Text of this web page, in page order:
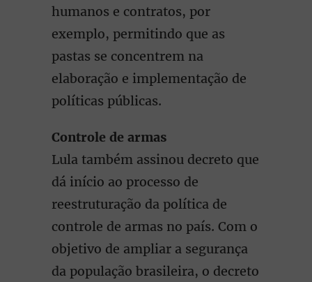
humanos e contratos, por
exemplo, permitindo que as
pastas se concentrem na
elaboração e implementação de
políticas públicas.
Controle de armas
Lula também assinou decreto que
dá início ao processo de
reestruturação da política de
controle de armas no país. Com o
objetivo de ampliar a segurança
da população brasileira, o decreto